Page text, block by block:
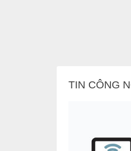
trên màn hình,
nội dung và thao
TIN CÔNG